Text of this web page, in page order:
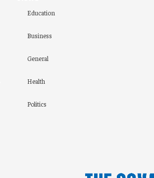
Education
Business
General
Health
Politics